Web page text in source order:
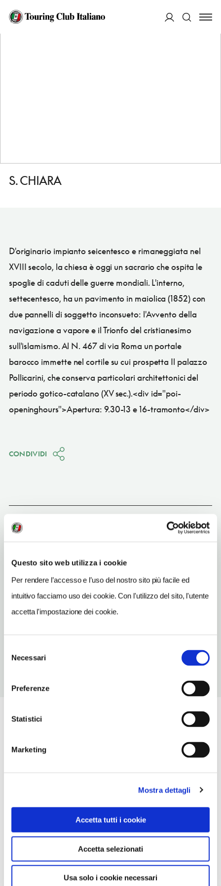
Questo sito web utilizza i cookie
Per rendere l’accesso e l’uso del nostro sito più facile ed
intuitivo facciamo uso dei cookie. Con l'utilizzo del sito, l'utente
accetta l'impostazione dei cookie.
delNecessari
Preferenze
Statistici
Marketing
Mostra dettagli
Accetta tutti i cookie
Accetta selezionati
Usa solo i cookie necessari
HOME
S. CHIARA
D'originario impianto seicentesco e rimaneggiata nel
XVIII secolo, la chiesa è oggi un sacrario che ospita le
spoglie di caduti delle guerre mondiali. L'interno,
settecentesco, ha un pavimento in maiolica (1852) con
due pannelli di soggetto inconsueto: l'Avvento della
navigazione a vapore e il Trionfo del cristianesimo
sull'islamismo. Al N. 467 di via Roma un portale
barocco immette nel cortile su cui prospetta Il palazzo
Pollicarini, che conserva particolari architettonici del
periodo gotico-catalano (XV sec.).<div id="poi-
openinghours">Apertura: 9.30-13 e 16-tramonto</div>
CONDIVIDI
Enna
piazza Colajanni - 94100
Enna (EN)
Sicilia